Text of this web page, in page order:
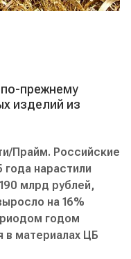
прежнему
изделий из
Прайм. Российские
нарастили
млрд рублей,
на 16%
годом
в материалах ЦБ